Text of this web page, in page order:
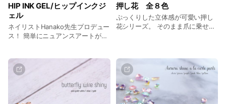
HIP INK GEL/ヒップインクジ
ェル
ネイリストHanako先生プロデュー
ス！ 簡単にニュアンスアートがで
押し花 全８色
ぷっくりした立体感が可愛い押し
花シリーズ。 そのまま爪に乗せる